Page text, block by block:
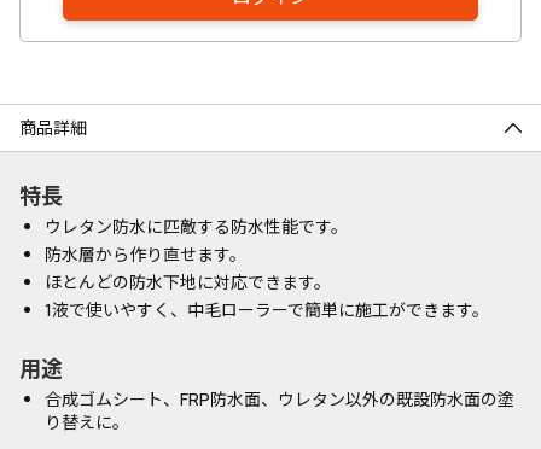
商品詳細
特長
ウレタン防水に匹敵する防水性能です。
防水層から作り直せます。
ほとんどの防水下地に対応できます。
1液で使いやすく、中毛ローラーで簡単に施工ができます。
用途
合成ゴムシート、FRP防水面、ウレタン以外の既設防水面の塗
り替えに。